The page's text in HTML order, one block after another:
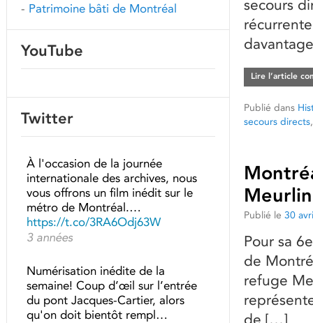
secours
Lire l’article
Publié dans
secours directs
Publié le 30
Pour sa
de
refuge
de […]
- Patrimoine bâti de Montréal
YouTube
Twitter
À l'occasion de la journée
internationale des archives, nous
vous offrons un film inédit sur le
métro de Montréal.…
https://t.co/3RA6Odj63W
3 années
Numérisation inédite de la
semaine! Coup d’œil sur l’entrée
du pont Jacques-Cartier, alors
qu'on doit bientôt rempl…